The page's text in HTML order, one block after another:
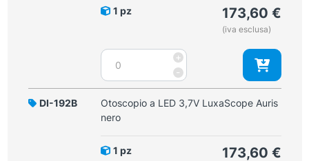
1 pz 173,60 €
(iva esclusa)
-
Otoscopio
LED
3,7V
LuxaScope
quantità
+
DI-192B
Otoscopio a LED 3,7V LuxaScope Auris
nero
1 pz 173,60 €